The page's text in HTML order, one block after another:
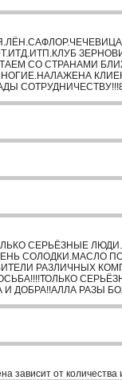
СО СТРАНАМИ
СЕРЬЁЗНЫЕ
СОЛОДКИ.МАСЛО
РАЗЛИЧНЫХ
ДОБРА!!АЛЛА РАЗЫ
зависит от